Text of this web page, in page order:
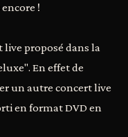
!
live proposé dans la
En effet de
un autre concert live
en format DVD en